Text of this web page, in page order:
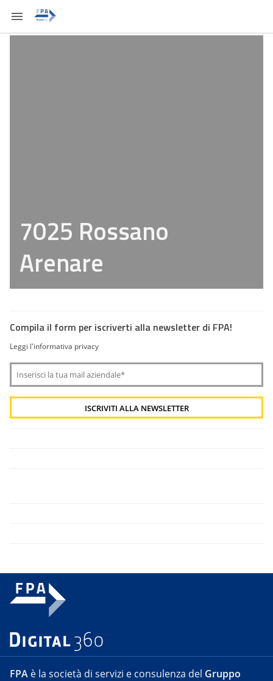
7025 Rossano
Arenare
Compila il form per iscriverti alla newsletter di FPA!
Leggi l'informativa privacy
FPA è la società di servizi e consulenza del Gruppo